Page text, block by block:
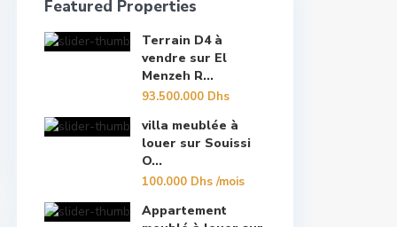
Featured Properties
Terrain D4 à
vendre sur El
Menzeh R...
93.500.000 Dhs
villa meublée à
louer sur Souissi
O...
100.000 Dhs/mois
Appartement